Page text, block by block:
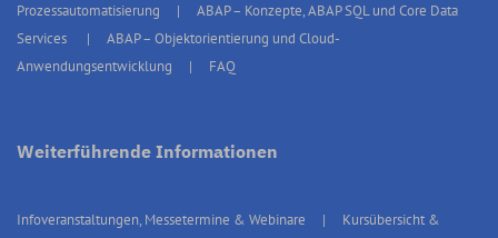
Prozessautomatisierung
ABAP – Konzepte, ABAP SQL und Core Data
Services
ABAP – Objektorientierung und Cloud-
Anwendungsentwicklung
FAQ
Weiterführende Informationen
Infoveranstaltungen, Messetermine & Webinare Kursübersicht &